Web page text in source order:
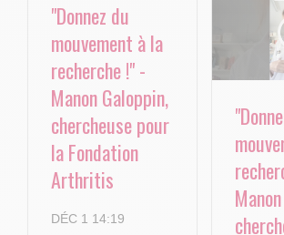
"Donnez du
mouvement à la
recherche !" -
Manon Galoppin,
chercheuse pour
la Fondation
Arthritis
DÉC 1 14:19